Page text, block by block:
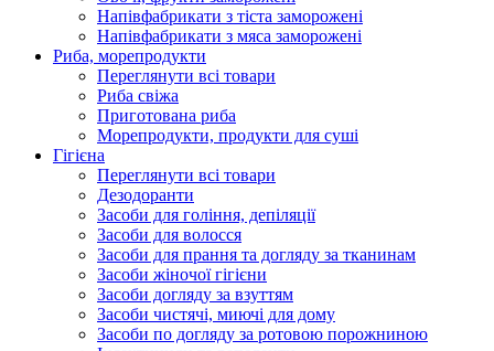
Напівфабрикати з тіста заморожені
Напівфабрикати з мяса заморожені
Риба, морепродукти
Переглянути всі товари
Риба свіжа
Приготована риба
Морепродукти, продукти для суші
Гігієна
Переглянути всі товари
Дезодоранти
Засоби для гоління, депіляції
Засоби для волосся
Засоби для прання та догляду за тканинам
Засоби жіночої гігієни
Засоби догляду за взуттям
Засоби чистячі, миючі для дому
Засоби по догляду за ротовою порожниною